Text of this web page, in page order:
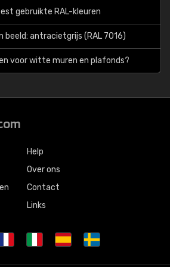
gebruikte RAL-kleuren
beeld: antracietgrijs (RAL 7016)
voor witte muren en plafonds?
Help
Over ons
Contact
Links